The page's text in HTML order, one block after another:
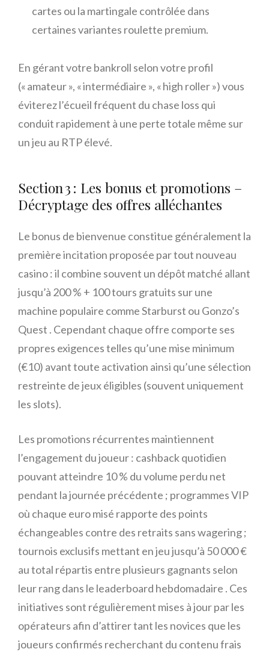
cartes ou la martingale contrôlée dans
certaines variantes roulette premium.
En gérant votre bankroll selon votre profil
(« amateur », « intermédiaire », « high roller ») vous
éviterez l’écueil fréquent du chase loss qui
conduit rapidement à une perte totale même sur
un jeu au RTP élevé.
Section 3 : Les bonus et promotions –
Décryptage des offres alléchantes
Le bonus de bienvenue constitue généralement la
première incitation proposée par tout nouveau
casino : il combine souvent un dépôt matché allant
jusqu’à 200 % + 100 tours gratuits sur une
machine populaire comme Starburst ou Gonzo’s
Quest . Cependant chaque offre comporte ses
propres exigences telles qu’une mise minimum
(€10) avant toute activation ainsi qu’une sélection
restreinte de jeux éligibles (souvent uniquement
les slots).
Les promotions récurrentes maintiennent
l’engagement du joueur : cashback quotidien
pouvant atteindre 10 % du volume perdu net
pendant la journée précédente ; programmes VIP
où chaque euro misé rapporte des points
échangeables contre des retraits sans wagering ;
tournois exclusifs mettant en jeu jusqu’à 50 000 €
au total répartis entre plusieurs gagnants selon
leur rang dans le leaderboard hebdomadaire . Ces
initiatives sont régulièrement mises à jour par les
opérateurs afin d’attirer tant les novices que les
joueurs confirmés recherchant du contenu frais